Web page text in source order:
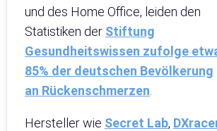
und des Home Office, leiden den
Statistiken der Stiftung
Gesundheitswissen zufolge
85% der deutschen Bevölkerung
an Rückenschmerzen
Hersteller wie Secret Lab,